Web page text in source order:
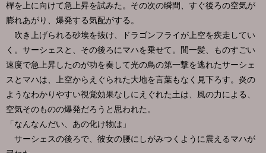
桿を上に向けて急上昇を試みた。その次の瞬間、すぐ後ろの空気が
膨れあがり、爆発する気配がする。
吹き上げられる砂埃を抜け、ドラゴンフライが上空を疾走してい
く。サーシェスと、その後ろにマハを乗せて。間一髪、ものすごい
速度で急上昇したのが功を奏して光の鳥の第一撃を逃れたサーシェ
スとマハは、上空からえぐられた大地を言葉もなく見下ろす。炎の
ようなわかりやすい視覚効果なしにえぐれた土は、風の力による、
空気そのものの爆発だろうと思われた。
「なんなんだい、あの化け物は」
サーシェスの後ろで、彼女の腰にしがみつくように震えるマハが